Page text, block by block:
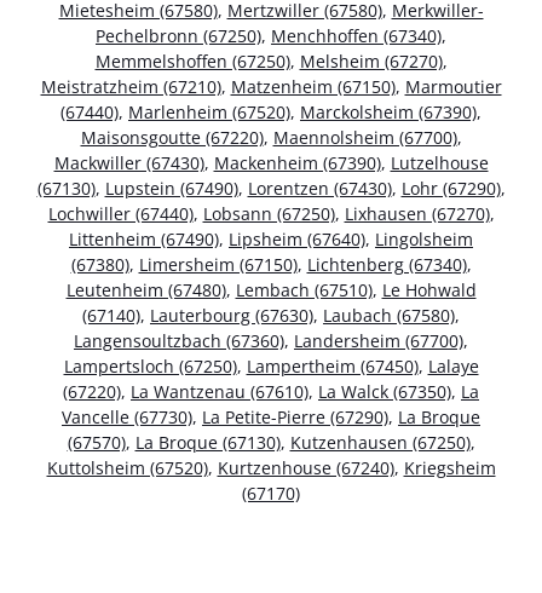
Mietesheim (67580), Mertzwiller (67580), Merkwiller-
Pechelbronn (67250), Menchhoffen (67340),
Memmelshoffen (67250), Melsheim (67270),
Meistratzheim (67210), Matzenheim (67150), Marmoutier
(67440), Marlenheim (67520), Marckolsheim (67390),
Maisonsgoutte (67220), Maennolsheim (67700),
Mackwiller (67430), Mackenheim (67390), Lutzelhouse
(67130), Lupstein (67490), Lorentzen (67430), Lohr (67290),
Lochwiller (67440), Lobsann (67250), Lixhausen (67270),
Littenheim (67490), Lipsheim (67640), Lingolsheim
(67380), Limersheim (67150), Lichtenberg (67340),
Leutenheim (67480), Lembach (67510), Le Hohwald
(67140), Lauterbourg (67630), Laubach (67580),
Langensoultzbach (67360), Landersheim (67700),
Lampertsloch (67250), Lampertheim (67450), Lalaye
(67220), La Wantzenau (67610), La Walck (67350), La
Vancelle (67730), La Petite-Pierre (67290), La Broque
(67570), La Broque (67130), Kutzenhausen (67250),
Kuttolsheim (67520), Kurtzenhouse (67240), Kriegsheim
(67170)